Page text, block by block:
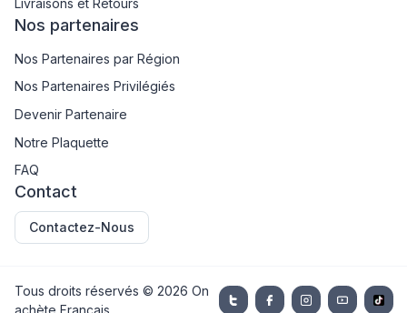
Livraisons et Retours
Nos partenaires
Nos Partenaires par Région
Nos Partenaires Privilégiés
Devenir Partenaire
Notre Plaquette
FAQ
Contact
Contactez-Nous
Tous droits réservés © 2026 On
achète Français.